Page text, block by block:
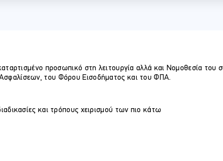
προσωπικό στη λειτουργία αλλά και Νομοθεσία
του Φόρου Εισοδήματος και του ΦΠΑ.
και τρόπους χειρισμού των πιο κάτω